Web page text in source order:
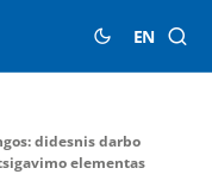
EN
didesnis darbo
elementas